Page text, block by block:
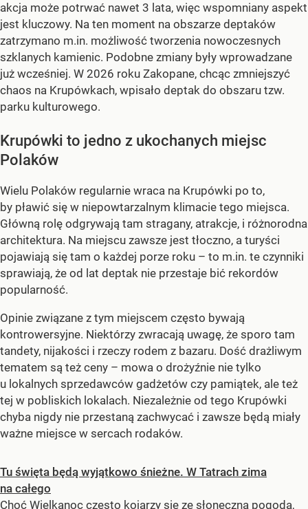
akcja może potrwać nawet 3 lata, więc wspomniany aspekt
jest kluczowy. Na ten moment na obszarze deptaków
zatrzymano m.in. możliwość tworzenia nowoczesnych
szklanych kamienic. Podobne zmiany były wprowadzane
już wcześniej. W 2026 roku Zakopane, chcąc zmniejszyć
chaos na Krupówkach, wpisało deptak do obszaru tzw.
parku kulturowego.
Krupówki to jedno z ukochanych miejsc
Polaków
Wielu Polaków regularnie wraca na Krupówki po to,
by pławić się w niepowtarzalnym klimacie tego miejsca.
Główną rolę odgrywają tam stragany, atrakcje, i różnorodna
architektura. Na miejscu zawsze jest tłoczno, a turyści
pojawiają się tam o każdej porze roku – to m.in. te czynniki
sprawiają, że od lat deptak nie przestaje bić rekordów
popularność.
Opinie związane z tym miejscem często bywają
kontrowersyjne. Niektórzy zwracają uwagę, że sporo tam
tandety, nijakości i rzeczy rodem z bazaru. Dość drażliwym
tematem są też ceny – mowa o drożyźnie nie tylko
u lokalnych sprzedawców gadżetów czy pamiątek, ale też
tej w pobliskich lokalach. Niezależnie od tego Krupówki
chyba nigdy nie przestaną zachwycać i zawsze będą miały
ważne miejsce w sercach rodaków.
Tu święta będą wyjątkowo śnieżne. W Tatrach zima
na całego
Choć Wielkanoc często kojarzy się ze słoneczną pogodą,